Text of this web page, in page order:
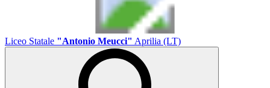
Liceo Statale "Antonio Meucci" Aprilia (LT)